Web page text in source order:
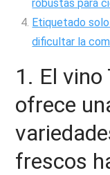
robustas para
Etiquetado
dificultar la
1. El vino
ofrece
frescos